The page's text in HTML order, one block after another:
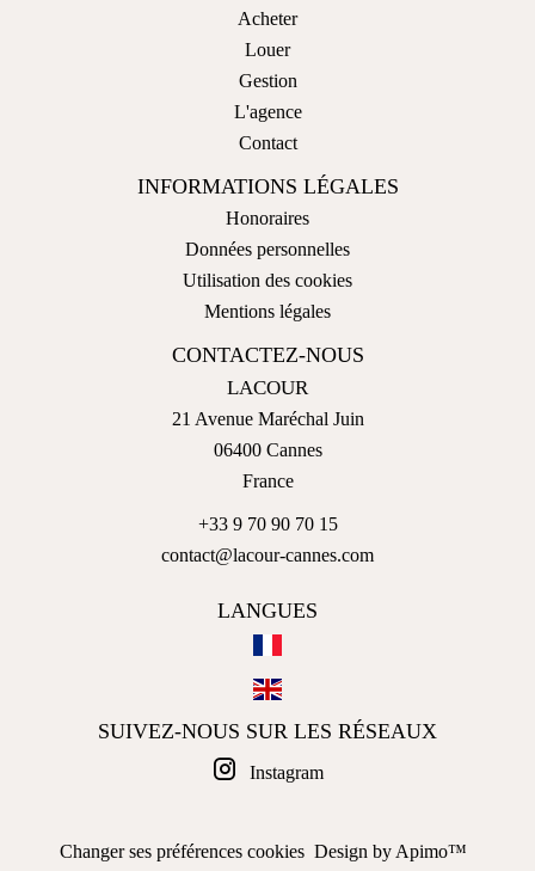
Acheter
Louer
Gestion
L'agence
Contact
INFORMATIONS LÉGALES
Honoraires
Données personnelles
Utilisation des cookies
Mentions légales
CONTACTEZ-NOUS
LACOUR
21 Avenue Maréchal Juin
06400Cannes
France
+33 9 70 90 70 15
contact@lacour-cannes.com
LANGUES
SUIVEZ-NOUS SUR LES RÉSEAUX
Instagram
Changer ses préférences cookies Design by Apimo™